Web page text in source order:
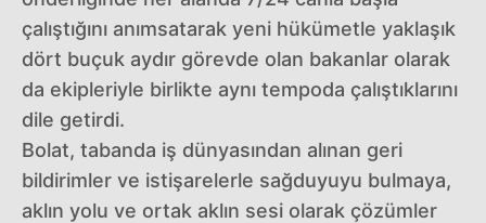
çalıştığını anımsatarak yeni hükümetle yaklaşık
dört buçuk aydır görevde olan bakanlar olarak
da ekipleriyle birlikte aynı tempoda çalıştıklarını
dile getirdi.
Bolat, tabanda iş dünyasından alınan geri
bildirimler ve istişarelerle sağduyuyu bulmaya,
aklın yolu ve ortak aklın sesi olarak çözümler